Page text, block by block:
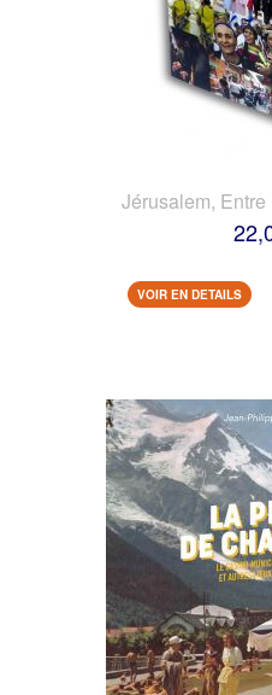
Jérusalem,
VOIR EN DETAILS